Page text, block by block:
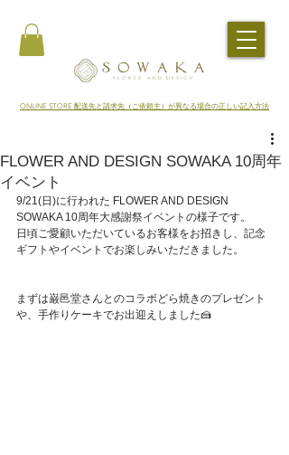
​ONLINE STORE 配送先と請求先（ご依頼主）が異なる場合の正しい記入方法
FLOWER AND DESIGN SOWAKA 10周年
イベント
9/21(日)に行われた FLOWER AND DESIGN
SOWAKA 10周年大感謝祭イベントの様子です。
日頃ご愛顧いただいているお客様をお招きし、記念
ギフトやイベントでお楽しみいただきました。
まずは巌邑堂さんとのコラボどら焼きのプレゼント
や、手作りケーキでお出迎えしました🍰